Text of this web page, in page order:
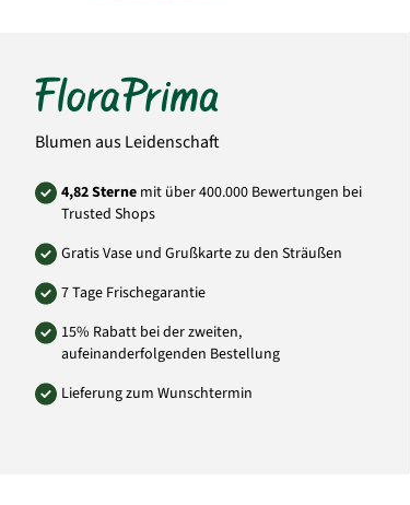
Blumen aus Leidenschaft
4,82 Sterne mit über 400.000 Bewertungen bei
Trusted Shops
Gratis Vase und Grußkarte zu den Sträußen
7 Tage Frischegarantie
15% Rabatt bei der zweiten,
aufeinanderfolgenden Bestellung
Lieferung zum Wunschtermin